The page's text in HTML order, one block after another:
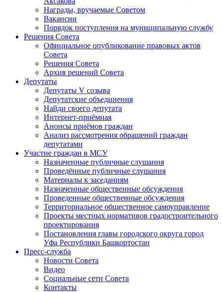
Награды, вручаемые Советом
Вакансии
Порядок поступления на муниципальную службу
Решения Совета
Официальное опубликование правовых актов
Совета
Решения Совета
Архив решений Совета
Депутаты
Депутаты V созыва
Депутатские объединения
Найди своего депутата
Интернет-приёмная
Анонсы приёмов граждан
Анализ рассмотрения обращений граждан
депутатами
Участие граждан в МСУ
Назначенные публичные слушания
Проведённые публичные слушания
Материалы к заседаниям
Назначенные общественные обсуждения
Проведенные общественные обсуждения
Территориальное общественное самоуправление
Проекты местных нормативов градостроительного
проектирования
Постановления главы городского округа город
Уфа Республики Башкортостан
Пресс-служба
Новости Совета
Видео
Социальные сети Совета
Контакты